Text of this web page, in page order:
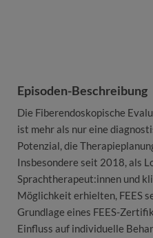
Episoden-Beschreibung
Die Fiberendoskopische
ist mehr als nur eine
Potenzial, die
Insbesondere seit 2018, als
Sprachtherapeut:innen und
Möglichkeit erhielten, FEES
Grundlage eines FEES-
Einfluss auf individuelle